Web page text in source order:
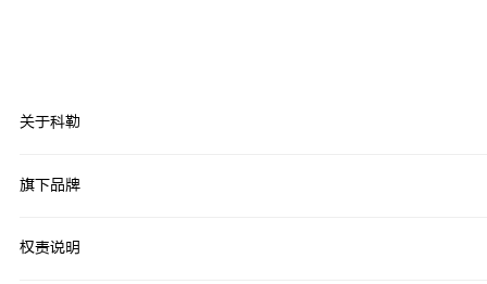
关于科勒
旗下品牌
权责说明